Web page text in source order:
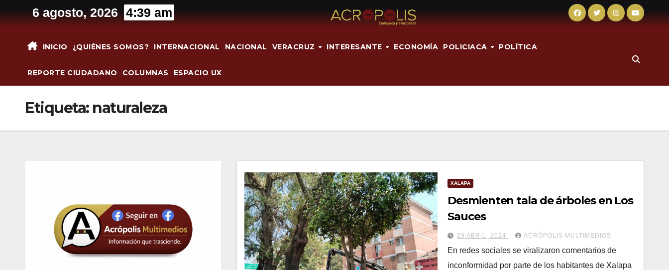
al
6 agosto, 2026 4:39 am
INICIO ¿QUIÉNES SOMOS? INTERNACIONAL NACIONAL VERACRUZ INTERESANTE ECONOMÍA POLICIACA POLÍTICA
REPORTE CIUDADANO COLUMNAS ESPACIO UX
Etiqueta: naturaleza
XALAPA
Desmienten tala de árboles en Los
Sauces
29 ABRIL, 2024 ACRÓPOLIS MULTIMEDIOS
En redes sociales se viralizaron comentarios de
inconformidad por parte de los habitantes de Xalapa